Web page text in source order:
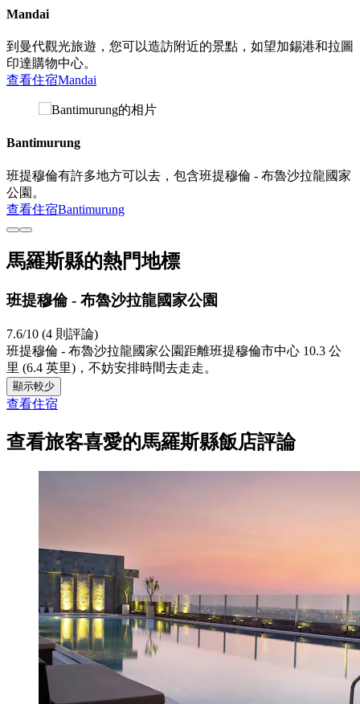
Mandai
到曼代觀光旅遊，您可以造訪附近的景點，如望加錫港和拉圖
印達購物中心。
查看住宿Mandai
Bantimurung
班提穆倫有許多地方可以去，包含班提穆倫 - 布魯沙拉龍國家
公園。
查看住宿Bantimurung
馬羅斯縣的熱門地標
班提穆倫 - 布魯沙拉龍國家公園
7.6/10 (4 則評論)
班提穆倫 - 布魯沙拉龍國家公園距離班提穆倫市中心 10.3 公
里 (6.4 英里)，不妨安排時間去走走。
顯示較少
查看住宿
查看旅客喜愛的馬羅斯縣飯店評論